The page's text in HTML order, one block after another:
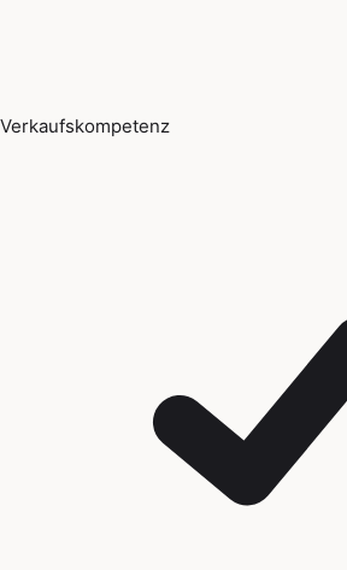
Verkaufskompetenz